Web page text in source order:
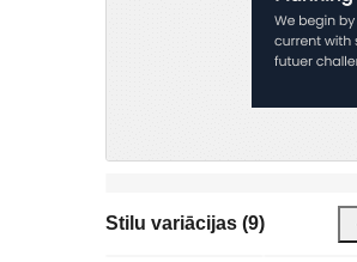
Stilu variācijas (9)